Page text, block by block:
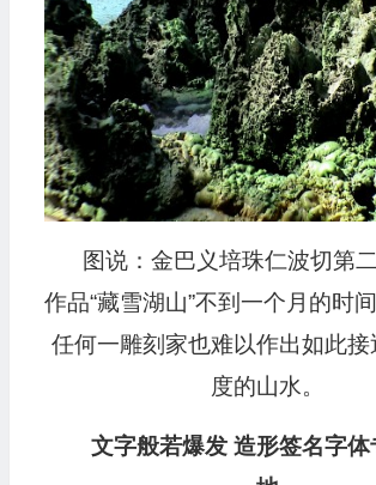
图说：金巴义培珠仁波切第
作品“藏雪湖山”不到一个月的时
任何一雕刻家也难以作出如此接
度的山水。
文字般若爆发 造形签名字